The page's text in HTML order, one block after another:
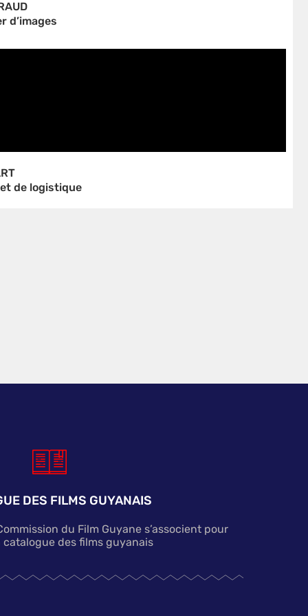
d’images
de logistique
DES FILMS GUYANAIS
du Film Guyane s’associent pour
catalogue des films guyanais